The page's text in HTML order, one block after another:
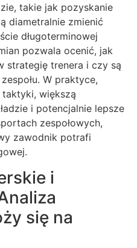
takie jak pozyskanie
diametralnie zmienić
długoterminowej
pozwala ocenić, jak
strategię trenera i czy są
W praktyce,
większą
i potencjalnie lepsze
zespołowych,
zawodnik potrafi
i
się na